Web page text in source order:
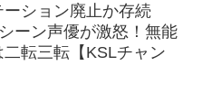
ーション廃止か存続
ーン声優が激怒！無能
転三転【KSLチャン